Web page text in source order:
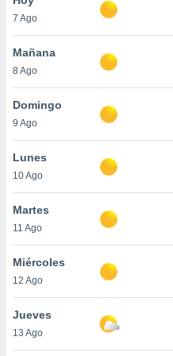
y
en
más
de
7 Ago
Mañana
8 Ago
Domingo
9 Ago
Lunes
10 Ago
Martes
11 Ago
Miércoles
12 Ago
Jueves
13 Ago